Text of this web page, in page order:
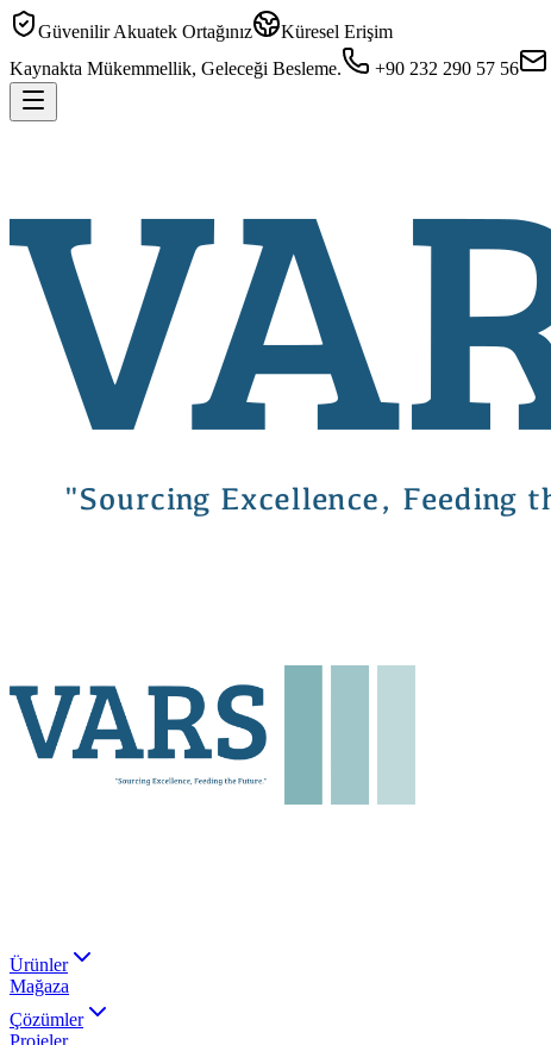
Güvenilir Akuatek Ortağınız
Küresel Erişim
Kaynakta Mükemmellik, Geleceği Besleme.
+90 232 290 57 56
Ürünler
Mağaza
Çözümler
Projeler